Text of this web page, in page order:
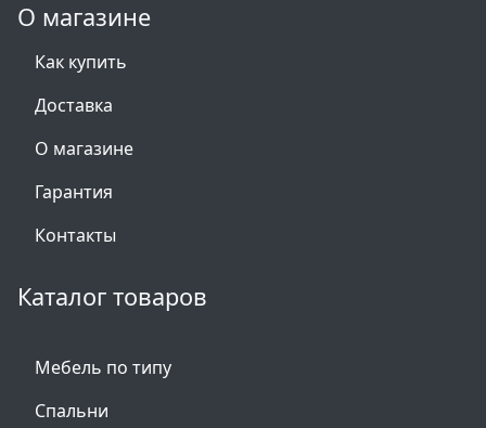
О магазине
Как купить
Доставка
О магазине
Гарантия
Контакты
Каталог товаров
Мебель по типу
Спальни